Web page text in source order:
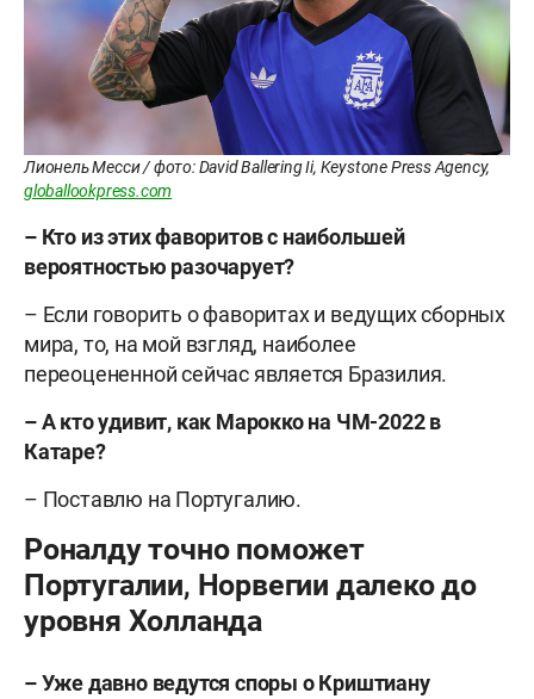
Лионель Месси / фото: David Ballering Ii, Keystone Press Agency,
globallookpress.com
– Кто из этих фаворитов с наибольшей
вероятностью разочарует?
– Если говорить о фаворитах и ведущих сборных
мира, то, на мой взгляд, наиболее
переоцененной сейчас является Бразилия.
– А кто удивит, как Марокко на ЧМ-2022 в
Катаре?
– Поставлю на Португалию.
Роналду точно поможет
Португалии, Норвегии далеко до
уровня Холланда
– Уже давно ведутся споры о Криштиану